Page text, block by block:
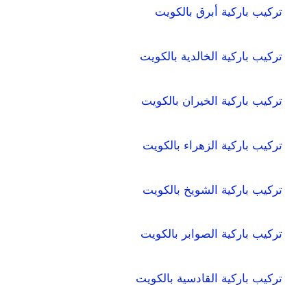
تركيب باركية أبرق بالكويت
تركيب باركية الخالدية بالكويت
تركيب باركية الخيران بالكويت
تركيب باركية الزهراء بالكويت
تركيب باركية الشويخ بالكويت
تركيب باركية الصوابر بالكويت
تركيب باركية القادسية بالكويت